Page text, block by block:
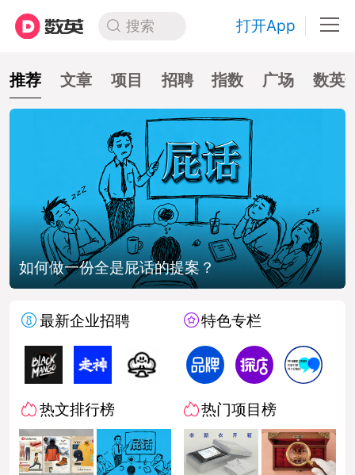
搜索 打开App
推荐 文章 项目 招聘 指数 广场 数英
全是屁话的提案？ 戛纳幼狮
最新企业招聘
热文排行榜
特色专栏
热门项目榜